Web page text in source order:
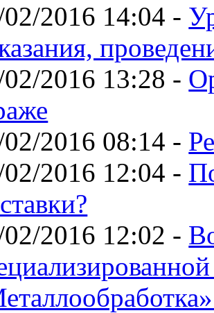
2016 14:04 -
2016 13:28 -
2016 08:14 -
2016 12:04 -
2016 12:02 -